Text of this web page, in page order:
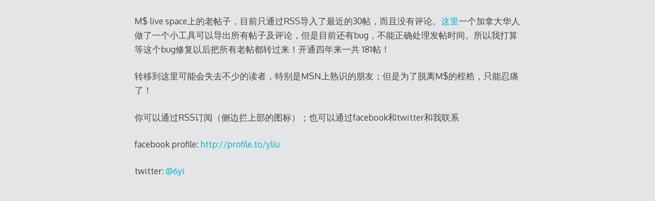
M$ live space上的老帖子，目前只通过RSS导入了最近的30帖，而且没有评论。 这里一个加拿大华人
做了一个小工具可以导出所有帖子及评论，但是目前还有bug，不能正确处理发帖时间。所以我打算
等这个bug修复以后把所有老帖都转过来！开通四年来一共 181帖！
转移到这里可能会失去不少的读者，特别是MSN上熟识的朋友；但是为了脱离M$的桎梏，只能忍痛
了！
你可以通过RSS订阅（侧边拦上部的图标）；也可以通过facebook和twitter和我联系
facebook profile: http://profile.to/yliu
twitter:@6yi